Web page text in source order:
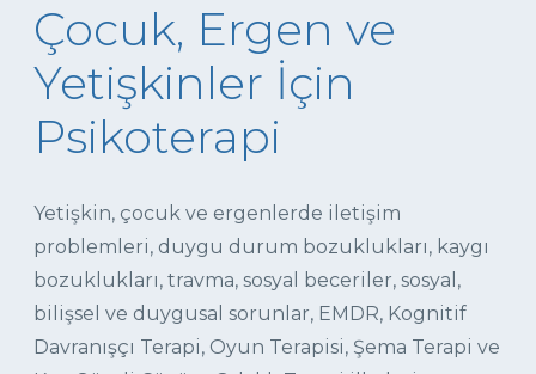
Çocuk, Ergen ve
Yetişkinler İçin
Psikoterapi
Yetişkin, çocuk ve ergenlerde iletişim
problemleri, duygu durum bozuklukları, kaygı
bozuklukları, travma, sosyal beceriler, sosyal,
bilişsel ve duygusal sorunlar, EMDR, Kognitif
Davranışçı Terapi, Oyun Terapisi, Şema Terapi ve